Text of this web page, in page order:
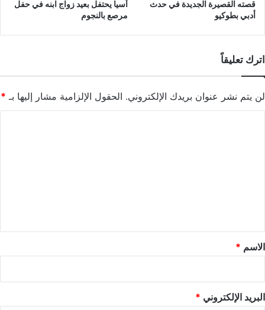
قصته القصيرة الجديدة في حدث
أدبي بطوكيو
آسيا يحتفل بعيد زواج ابنه في حفل
مرصع بالنجوم
اترك تعليقاً
لن يتم نشر عنوان بريدك الإلكتروني. الحقول الإلزامية مشار إليها بـ *
*
الاسم *
البريد الإلكتروني *